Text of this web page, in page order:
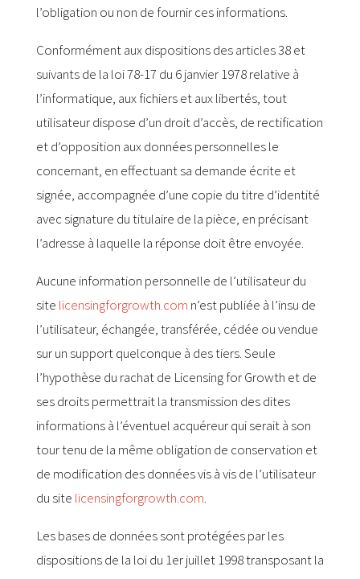
l’obligation ou non de fournir ces informations.
Conformément aux dispositions des articles 38 et
suivants de la loi 78-17 du 6 janvier 1978 relative à
l’informatique, aux fichiers et aux libertés, tout
utilisateur dispose d’un droit d’accès, de rectification
et d’opposition aux données personnelles le
concernant, en effectuant sa demande écrite et
signée, accompagnée d’une copie du titre d’identité
avec signature du titulaire de la pièce, en précisant
l’adresse à laquelle la réponse doit être envoyée.
Aucune information personnelle de l’utilisateur du
site licensingforgrowth.com n’est publiée à l’insu de
l’utilisateur, échangée, transférée, cédée ou vendue
sur un support quelconque à des tiers. Seule
l’hypothèse du rachat de Licensing for Growth et de
ses droits permettrait la transmission des dites
informations à l’éventuel acquéreur qui serait à son
tour tenu de la même obligation de conservation et
de modification des données vis à vis de l’utilisateur
du site licensingforgrowth.com.
Les bases de données sont protégées par les
dispositions de la loi du 1er juillet 1998 transposant la